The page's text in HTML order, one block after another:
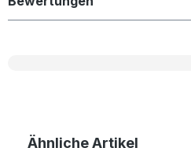
Produktgalerie überspringen
Ähnliche Artikel